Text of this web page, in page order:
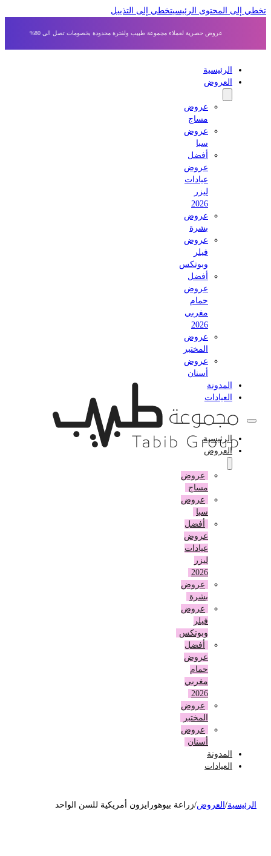
إلى المحتوى الرئيسي تخطي إلى التذييل
عروض حصرية لعملاء مجموعة طبيب ولفترة محدودة بخصومات تصل الى 80%
الرئيسية
العروض
عروض
مساج
عروض
أفضل
عروض
عيادات
عروض
بشرة
عروض
وبوتكس
أفضل
عروض
حمام
مغربي
عروض
المختبر
عروض
أسنان
المدونة
العيادات
الرئيسية
العروض
عروض
مساج
عروض
أفضل
عروض
عيادات
عروض
بشرة
عروض
وبوتكس
أفضل
عروض
حمام
مغربي
عروض
المختبر
عروض
أسنان
المدونة
العيادات
/العروض زراعة بيوهورايزون أمريكية للسن الواحد